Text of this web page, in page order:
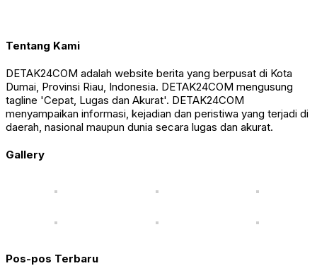
Tentang Kami
DETAK24COM adalah website berita yang berpusat di Kota
Dumai, Provinsi Riau, Indonesia. DETAK24COM mengusung
tagline 'Cepat, Lugas dan Akurat'. DETAK24COM
menyampaikan informasi, kejadian dan peristiwa yang terjadi di
daerah, nasional maupun dunia secara lugas dan akurat.
Gallery
Pos-pos Terbaru